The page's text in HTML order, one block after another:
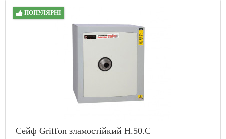
ПОПУЛЯРНІ
Сейф Griffon зламостійкий H.50.C